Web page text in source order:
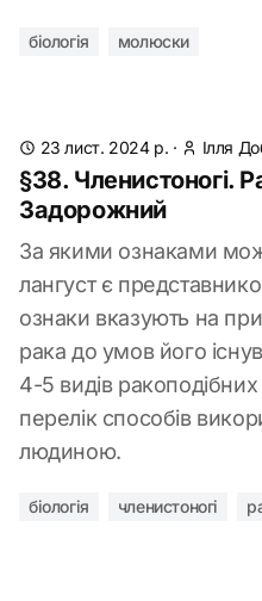
біологія молюски
23 лист. 2024 р. · Ілля
§38. Членистоногі.
Задорожний
За якими ознаками
лангуст є
ознаки вказують на
рака до умов його
4-5 видів ракоподібних
перелік способів
людиною.
біологія членистоногі